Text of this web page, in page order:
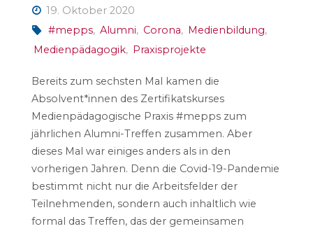
19. Oktober 2020
#mepps, Alumni, Corona, Medienbildung,
Medienpädagogik, Praxisprojekte
Bereits zum sechsten Mal kamen die
Absolvent*innen des Zertifikatskurses
Medienpädagogische Praxis #mepps zum
jährlichen Alumni-Treffen zusammen. Aber
dieses Mal war einiges anders als in den
vorherigen Jahren. Denn die Covid-19-Pandemie
bestimmt nicht nur die Arbeitsfelder der
Teilnehmenden, sondern auch inhaltlich wie
formal das Treffen, das der gemeinsamen